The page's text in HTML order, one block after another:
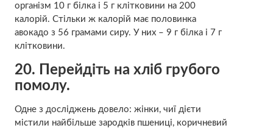
організм 10 г білка і 5 г клітковини на 200
калорій. Стільки ж калорій має половинка
авокадо з 56 грамами сиру. У них – 9 г білка і 7 г
клітковини.
20. Перейдіть на хліб грубого
помолу.
Одне з досліджень довело: жінки, чиї дієти
містили найбільше зародків пшениці, коричневий